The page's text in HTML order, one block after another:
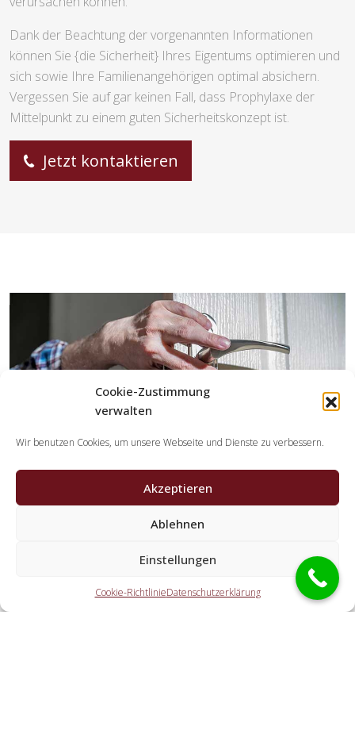
Cookie-Zustimmung
verwalten
Wir benutzen Cookies, um unsere Webseite und Dienste zu verbessern.
Akzeptieren
Ablehnen
Einstellungen
Cookie-RichtlinieDatenschutzerklärung
Dank der Beachtung der vorgenannten Informationen
können Sie {die Sicherheit} Ihres Eigentums optimieren und
sich sowie Ihre Familienangehörigen optimal absichern.
Vergessen Sie auf gar keinen Fall, dass Prophylaxe der
Mittelpunkt zu einem guten Sicherheitskonzept ist.
Jetzt kontaktieren
Schlüsseldienst Spezialisten?
Die Partner erledigen alle Leistungen, welche Sie von einem